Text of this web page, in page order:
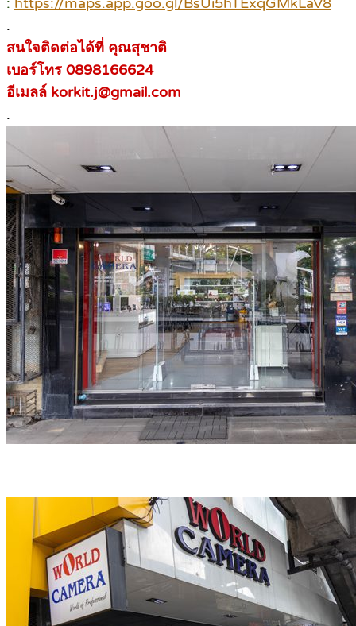
.
สนใจติดต่อได้ที่ คุณสุชาติ
เบอร์โทร 0898166624
อีเมลล์ korkit.j@gmail.com
.